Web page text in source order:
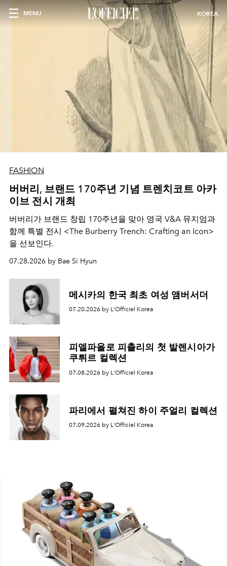
MENU KOREA
FASHION
버버리, 브랜드 170주년 기념 트렌치코트 아카
이브 전시 개최
버버리가 브랜드 창립 170주년을 맞아 영국 V&A 뮤지엄과
함께 특별 전시 <The Burberry Trench: Crafting an Icon>
을 선보인다.
07.28.2026 by Bae Si Hyun
메시카의 한국 최초 여성 앰버서더
07.20.2026 by L'Officiel Korea
피엘파올로 피촐리의 첫 발렌시아가
쿠튀르 컬렉션
07.08.2026 by L'Officiel Korea
파리에서 펼쳐진 하이 주얼리 컬렉션
07.09.2026 by L'Officiel Korea